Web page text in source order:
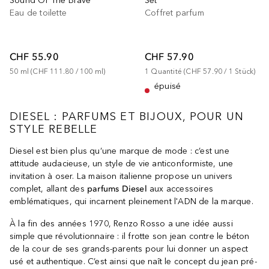
Eau de toilette
CHF 55.90
50 ml (CHF 111.80 / 100 ml)
Coffret parfum
CHF 57.90
1 Quantité (CHF 57.90 / 1 Stück)
épuisé
DIESEL : PARFUMS ET BIJOUX, POUR UN
STYLE REBELLE
Diesel est bien plus qu’une marque de mode : c’est une
attitude audacieuse, un style de vie anticonformiste, une
invitation à oser. La maison italienne propose un univers
complet, allant des parfums Diesel aux accessoires
emblématiques, qui incarnent pleinement l'ADN de la marque.
À la fin des années 1970, Renzo Rosso a une idée aussi
simple que révolutionnaire : il frotte son jean contre le béton
de la cour de ses grands-parents pour lui donner un aspect
usé et authentique. C’est ainsi que naît le concept du jean pré-